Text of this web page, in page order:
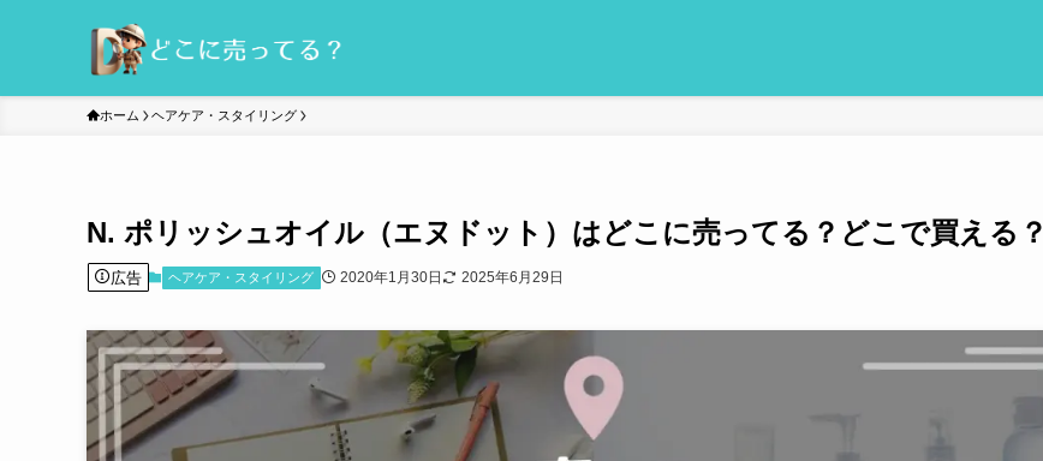
ホーム ヘアケア・スタイリング
N. ポリッシュオイル（エヌドット）はどこに売ってる？どこで買える？
広告 ヘアケア・スタイリング 2020年1月30日 2025年6月29日